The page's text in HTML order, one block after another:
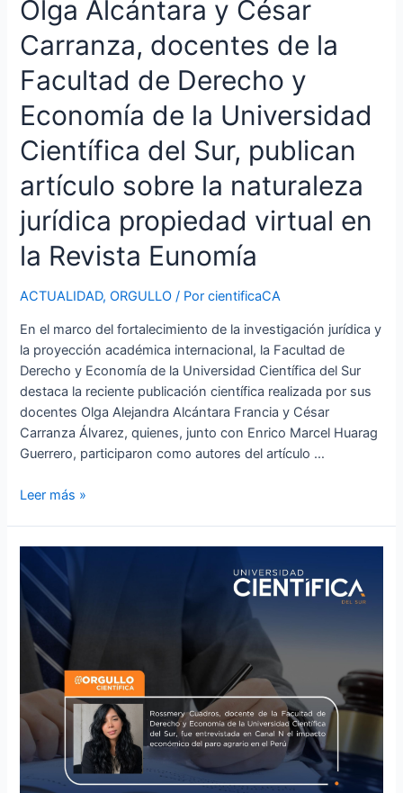
Olga Alcántara y César
Carranza, docentes de la
Facultad de Derecho y
Economía de la Universidad
Científica del Sur, publican
artículo sobre la naturaleza
jurídica propiedad virtual en
la Revista Eunomía
ACTUALIDAD,ORGULLO / PorcientificaCA
En el marco del fortalecimiento de la investigación jurídica y
la proyección académica internacional, la Facultad de
Derecho y Economía de la Universidad Científica del Sur
destaca la reciente publicación científica realizada por sus
docentes Olga Alejandra Alcántara Francia y César
Carranza Álvarez, quienes, junto con Enrico Marcel Huarag
Guerrero, participaron como autores del artículo …
publican
artículo
sobre
la
naturaleza
jurídica
propiedad
virtual
en
la
Revista
Eunomía
Leer más »
Rossmery
Cuadros,
docente
de
Facultad
Derecho
y
Economía
de
la